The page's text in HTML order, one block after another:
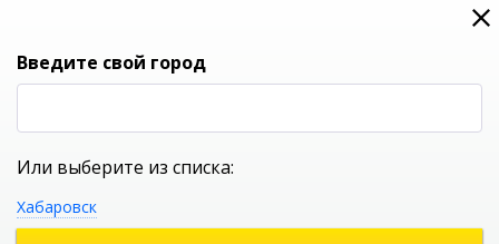
0
УНИВЕРСАЛЬНЫЙ ИНТЕРНЕТ МАГАЗИН
Введите свой город
Или выберите из списка:
Хабаровск